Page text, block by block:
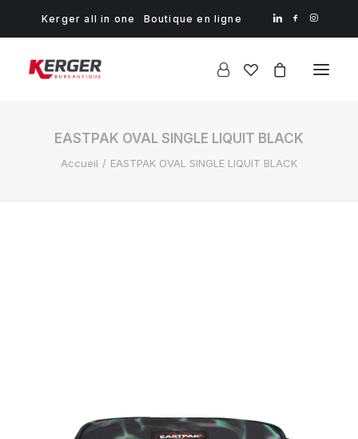
Kerger all in one Boutique en ligne
EASTPAK OVAL SINGLE LIQUIT BLACK
Accueil EASTPAK OVAL SINGLE LIQUIT BLACK